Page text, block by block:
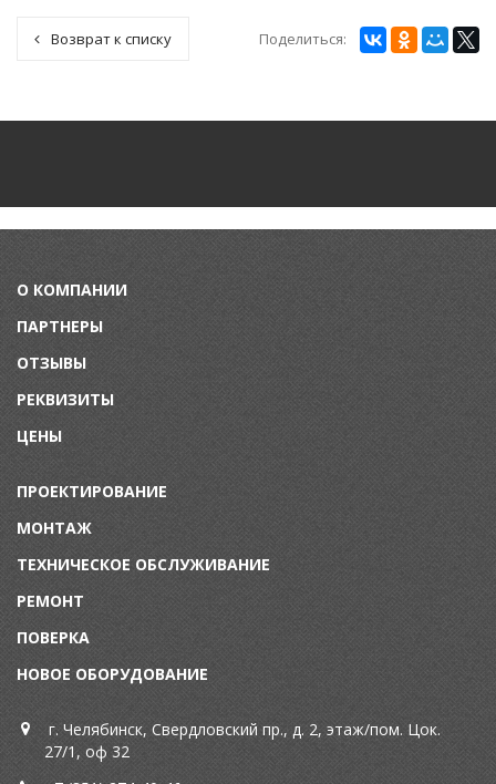
Возврат к списку Поделиться:
О КОМПАНИИ
ПАРТНЕРЫ
ОТЗЫВЫ
РЕКВИЗИТЫ
ЦЕНЫ
ПРОЕКТИРОВАНИЕ
МОНТАЖ
ТЕХНИЧЕСКОЕ ОБСЛУЖИВАНИЕ
РЕМОНТ
ПОВЕРКА
НОВОЕ ОБОРУДОВАНИЕ
г. Челябинск, Свердловский пр., д. 2, этаж/пом. Цок.
27/1, оф 32